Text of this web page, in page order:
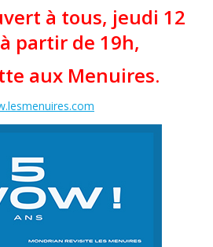
à tous, jeudi 12
partir de 19h,
aux Menuires.